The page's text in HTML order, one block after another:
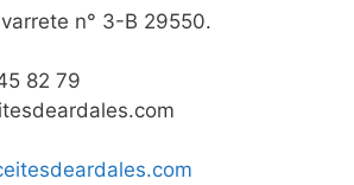
n° 3-B 29550.
82 79